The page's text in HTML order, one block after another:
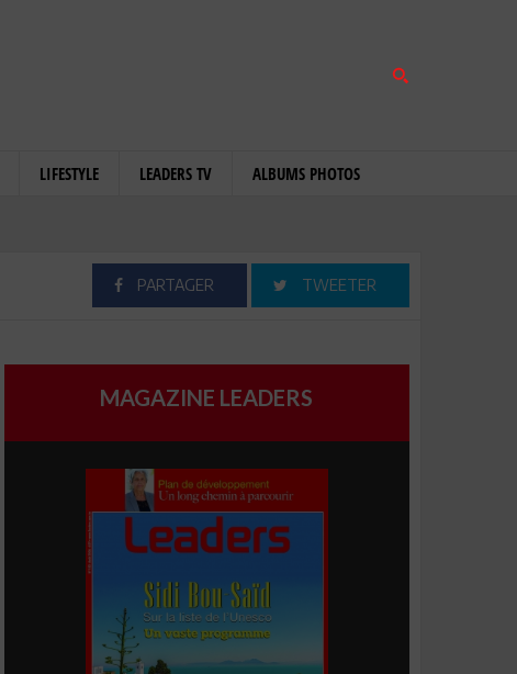
LIFESTYLE LEADERS TV ALBUMS PHOTOS
PARTAGER TWEETER
MAGAZINE LEADERS